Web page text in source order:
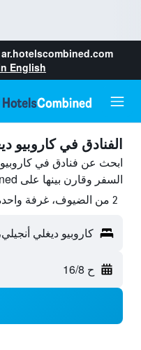
ar.hotelscombined.com
English
الفنادق في كاروبيو
ابحث عن فنادق في
السفر وقارن بينها على HotelsCombined ووفّر.
2 من الضيوف، غرفة واحدة
كاروبيو ديغلي
ح 16/8